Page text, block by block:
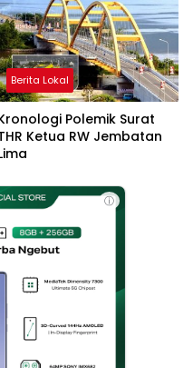
Berita Lokal
Polemik Surat
Ketua RW Jembatan
ⓘ